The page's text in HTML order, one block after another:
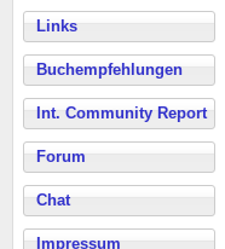
Links
Buchempfehlungen
Int. Community Report
Forum
Chat
Impressum